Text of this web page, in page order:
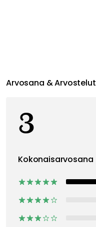
Arvosana & Arvostelut
3
Kokonaisarvosana